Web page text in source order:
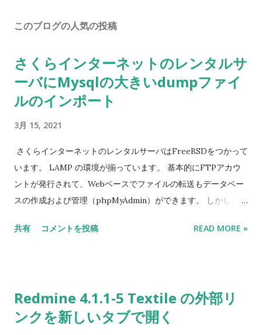
このブログの人気の投稿
さくらインターネットのレンタルサ
ーバにMysqlの大きいdumpファイ
ルのインポート
3月 15, 2021
さくらインターネットのレンタルサーバはFreeBSDをつかって
います。 LAMP の環境が揃っています。 基本的にFTPアカウ
ントが発行されて、Webベースでファイルの転送もデータベー
スの作成および管理（phpMyAdmin）ができます。 しかし、
１６MBのファイルしかアプロードできません。 明確的にSSH
dumpファイルの中身はSQL文なので、 A5m2 というSQLクラ
イアントからインポートすることを試しました。 もちろん、自
共有 コメントを投稿 READ MORE »
Redmine 4.1.1-5 Textile の外部リ
ンクを新しいタブで開く